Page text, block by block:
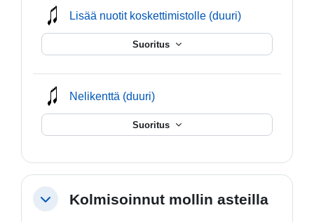
Lisää nuotit koskettimistolle (duuri)mmusic
Suoritus
Nelikenttä (duuri)mmusic
Suoritus
TiivistäKolmisoinnut mollin asteilla